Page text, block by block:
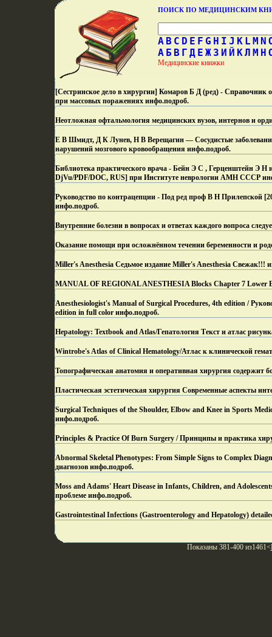
ПОИСК ПО МЕДИЦИНСКИМ
A B C D E F G H I J K L M N
А Б В Г Д Е Ж З И Й КЛ М Н
Медицинские книжки
[Сестринское дело в хирургии] Комаров Б Д (ред) - Справочник
при массовых поражениях инфо.подроб.
Неотложная офтальмология медицинских вузов, интернов и
Е В Шмидт, Д К Лунев, Н В Верещагин — Сосудистые
нарушений мозгового кровообращения инфо.подроб.
Библиотека практического врача - Бейн Э С , Герценштейн Э Н
DjVu/PDF/DOC, RUS] при Институте неврологии АМН СССР
Руководство по контрацепции - Под ред проф В Н Прилепской
инфо.подроб.
Внутренние болезни в вопросах и ответах каждого вопроса
Оказание помощи при осложнённом течении беременности и
Miller's Anesthesia Седьмое издание Miller's Anesthesia Свежак!!!
MANUAL OF REGIONAL ANESTHESIA Blocks Chapter 7 Lower
Anesthesiologist's Manual of Surgical Procedures, 4th edition /
edition in full color инфо.подроб.
Hepatology: Textbook and Atlas/Гепатология Текст и атлас
Wintrobe's Atlas of Clinical Hematology/Атлас к клинической
Топографическая анатомия и оперативная хирургия содержит
Пластическая эстетическая хирургия Современные аспекты
Surgical Techniques of the Shoulder, Elbow and Knee in Sports
инфо.подроб.
Principles & Practice Of Burn Surgery / Принципы и практика
Abnormal Skeletal Phenotypes: From Simple Signs to Complex
диагнозов инфо.подроб.
Moss and Adams' Heart Disease in Infants, Children, and
проблеме инфо.подроб.
Gastrointestinal Infections (Gastroenterology and Hepatology)
Показаны 381-400 из1461<